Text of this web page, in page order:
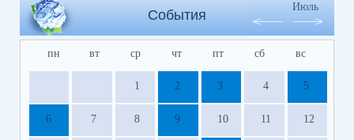
События
Июль
пн вт ср чт пт сб вс
1 2 3 4 5
6 7 8 9 10 11 12